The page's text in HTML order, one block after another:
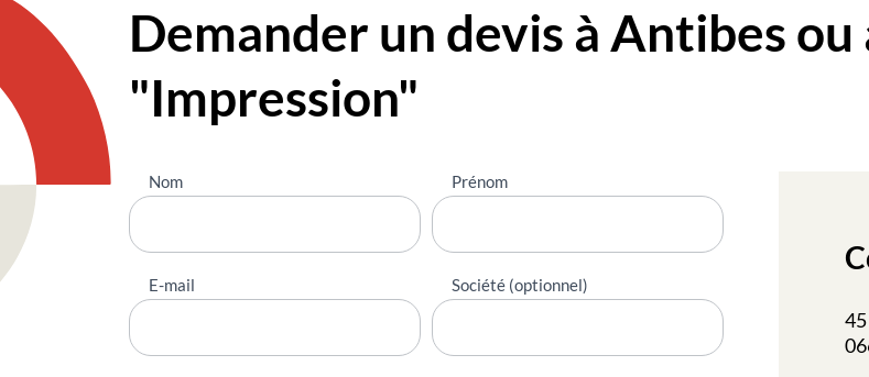
Demander un devis à Antibes
"Impression"
Nous
contacter
Nom Prénom
E-mail Société (optionnel)